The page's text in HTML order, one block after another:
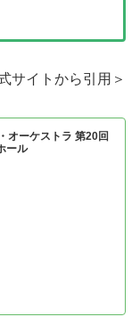
サイトから引用＞
オーケストラ 第20回
ール